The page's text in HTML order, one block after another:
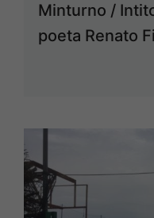
Minturno /
poeta Renato